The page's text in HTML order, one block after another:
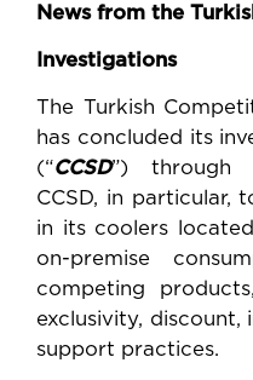
News from the
Investigations
The Turkish
has concluded its
(“CCSD”) through
CCSD, in particular,
in its coolers
on-premise
competing
exclusivity, discount,
support practices.